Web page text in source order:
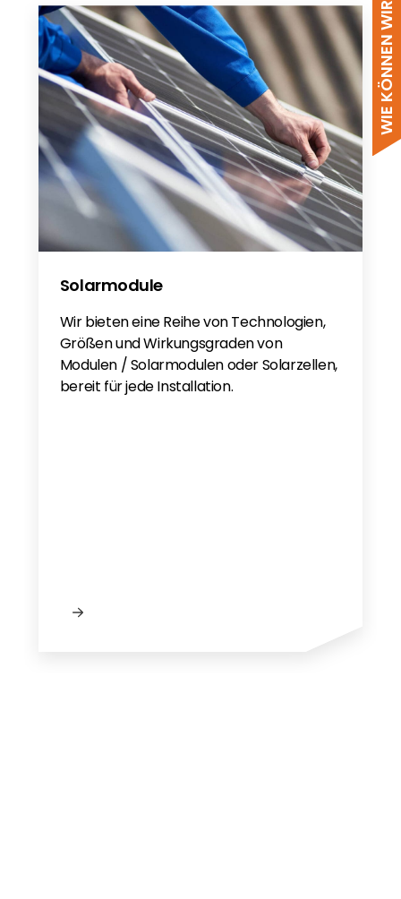
Solarmodule
Wir bieten eine Reihe von Technologien,
Größen und Wirkungsgraden von
Modulen / Solarmodulen oder Solarzellen,
bereit für jede Installation.